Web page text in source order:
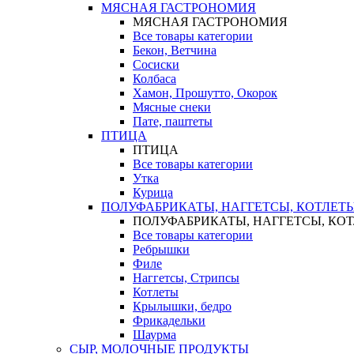
МЯСНАЯ ГАСТРОНОМИЯ
МЯСНАЯ ГАСТРОНОМИЯ
Все товары категории
Бекон, Ветчина
Сосиски
Колбаса
Хамон, Прошутто, Окорок
Мясные снеки
Пате, паштеты
ПТИЦА
ПТИЦА
Все товары категории
Утка
Курица
ПОЛУФАБРИКАТЫ, НАГГЕТСЫ,
ПОЛУФАБРИКАТЫ, НАГГЕТСЫ,
Все товары категории
Ребрышки
Филе
Наггетсы, Стрипсы
Котлеты
Крылышки, бедро
Фрикадельки
Шаурма
СЫР, МОЛОЧНЫЕ ПРОДУКТЫ